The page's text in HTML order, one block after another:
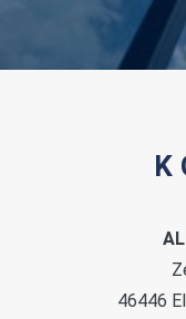
DATENSCHUTZ
PRIVATKUNDEN
46446